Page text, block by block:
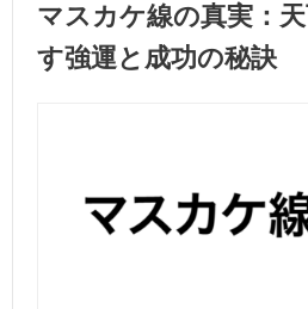
マスカケ線の真実：
す強運と成功の秘訣